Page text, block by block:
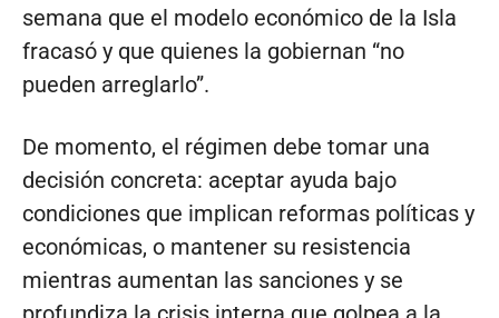
semana que el modelo económico de la Isla
fracasó y que quienes la gobiernan “no
pueden arreglarlo”.
De momento, el régimen debe tomar una
decisión concreta: aceptar ayuda bajo
condiciones que implican reformas políticas y
económicas, o mantener su resistencia
mientras aumentan las sanciones y se